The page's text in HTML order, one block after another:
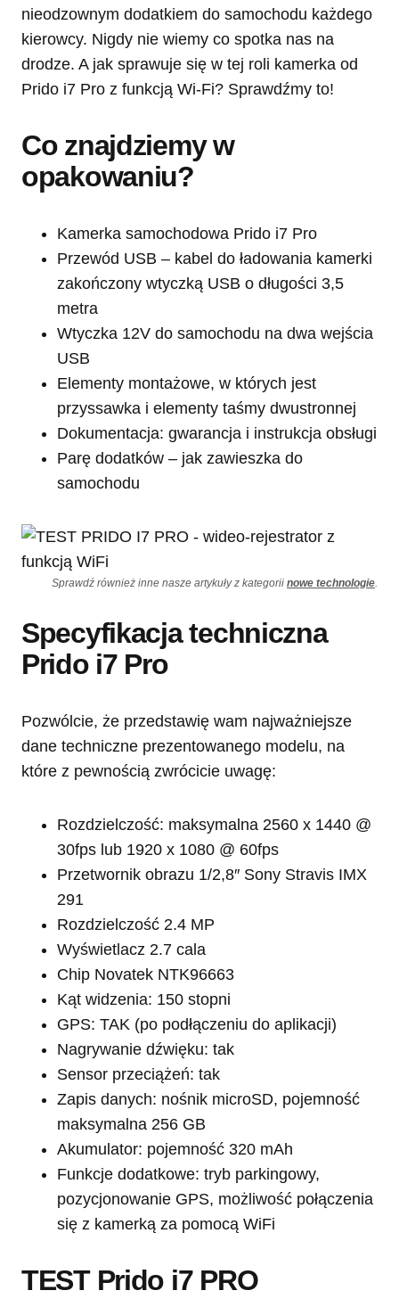
nieodzownym dodatkiem do samochodu każdego
kierowcy. Nigdy nie wiemy co spotka nas na
drodze. A jak sprawuje się w tej roli kamerka od
Prido i7 Pro z funkcją Wi-Fi? Sprawdźmy to!
Co znajdziemy w
opakowaniu?
Kamerka samochodowa Prido i7 Pro
Przewód USB – kabel do ładowania kamerki
zakończony wtyczką USB o długości 3,5
metra
Wtyczka 12V do samochodu na dwa wejścia
USB
Elementy montażowe, w których jest
przyssawka i elementy taśmy dwustronnej
Dokumentacja: gwarancja i instrukcja obsługi
Parę dodatków – jak zawieszka do
samochodu
Sprawdź również inne nasze artykuły z kategorii nowe technologie.
Specyfikacja techniczna
Prido i7 Pro
Pozwólcie, że przedstawię wam najważniejsze
dane techniczne prezentowanego modelu, na
które z pewnością zwrócicie uwagę:
Rozdzielczość: maksymalna 2560 x 1440 @
30fps lub 1920 x 1080 @ 60fps
Przetwornik obrazu 1/2,8″ Sony Stravis IMX
291
Rozdzielczość 2.4 MP
Wyświetlacz 2.7 cala
Chip Novatek NTK96663
Kąt widzenia: 150 stopni
GPS: TAK (po podłączeniu do aplikacji)
Nagrywanie dźwięku: tak
Sensor przeciążeń: tak
Zapis danych: nośnik microSD, pojemność
maksymalna 256 GB
Akumulator: pojemność 320 mAh
Funkcje dodatkowe: tryb parkingowy,
pozycjonowanie GPS, możliwość połączenia
się z kamerką za pomocą WiFi
TEST Prido i7 PRO